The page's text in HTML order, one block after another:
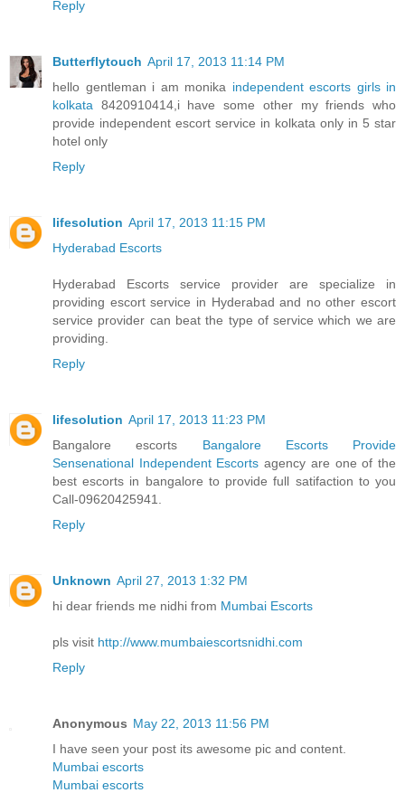
Reply
Butterflytouch April 17, 2013 11:14 PM
hello gentleman i am monika independent escorts girls in
kolkata 8420910414,i have some other my friends who
provide independent escort service in kolkata only in 5 star
hotel only
Reply
lifesolution April 17, 2013 11:15 PM
Hyderabad Escorts
Hyderabad Escorts service provider are specialize in
providing escort service in Hyderabad and no other escort
service provider can beat the type of service which we are
providing.
Reply
lifesolution April 17, 2013 11:23 PM
Bangalore escorts Bangalore Escorts Provide
Sensenational Independent Escorts agency are one of the
best escorts in bangalore to provide full satifaction to you
Call-09620425941.
Reply
Unknown April 27, 2013 1:32 PM
hi dear friends me nidhi from Mumbai Escorts
pls visit http://www.mumbaiescortsnidhi.com
Reply
Anonymous May 22, 2013 11:56 PM
I have seen your post its awesome pic and content.
Mumbai escorts
Mumbai escorts